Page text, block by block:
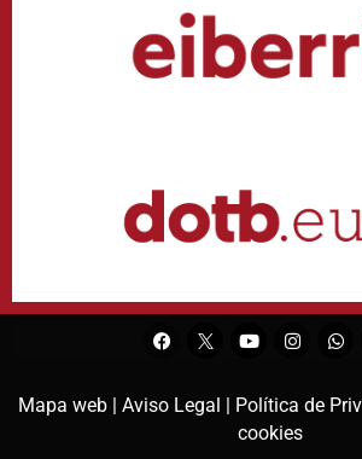
Mapa web | Aviso Legal | Política de
cookies